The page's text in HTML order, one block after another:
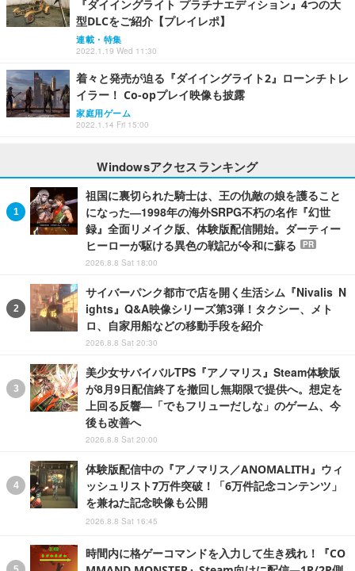
『ダイイングライト プラチナエディション』4つの大
型DLCをご紹介【プレイレポ】
連載・特集
2022.1.19 Wed 11:30
着々と発売が迫る『ダイイングライト2』ローンチトレ
イラー！ Co-opプレイ映像も披露
家庭用ゲーム
2022.1.14 Fri 15:00
Windowsアクセスランキング
祖国に裏切られた騎士は、王の仇敵の娘を護ること
になった―1998年の海外SRPG不朽の名作『幻世
録』全面リメイク版、体験版配信開始。ダーティー
ヒーローが駆ける異色の戦記が令和に蘇る
PR
2026.8.8 Sat 18:00
サイバーパンク都市で店を開く生活シム『Nivalis N
ights』Q&A映像シリーズ第3弾！タクシー、メト
ロ、自家用船などの移動手段を紹介
2026.8.8 Sat 20:30
美少女サバイバルTPS『アノマリス』Steam体験版
が8月9日配信終了を撤回し無期限で提供へ。想定を
上回る反響―「でもフリューだしな」のゲーム、今
後も改善へ
2026.8.8 Sat 20:00
体験版配信中の『アノマリス／ANOMALITH』ウィ
ッシュリスト7万件突破！「6万件記念コンテンツ」
を兼ねた記念映像も公開
2026.8.8 Sat 16:45
時間内に格ゲーコマンドを入力して生き残れ！『CO